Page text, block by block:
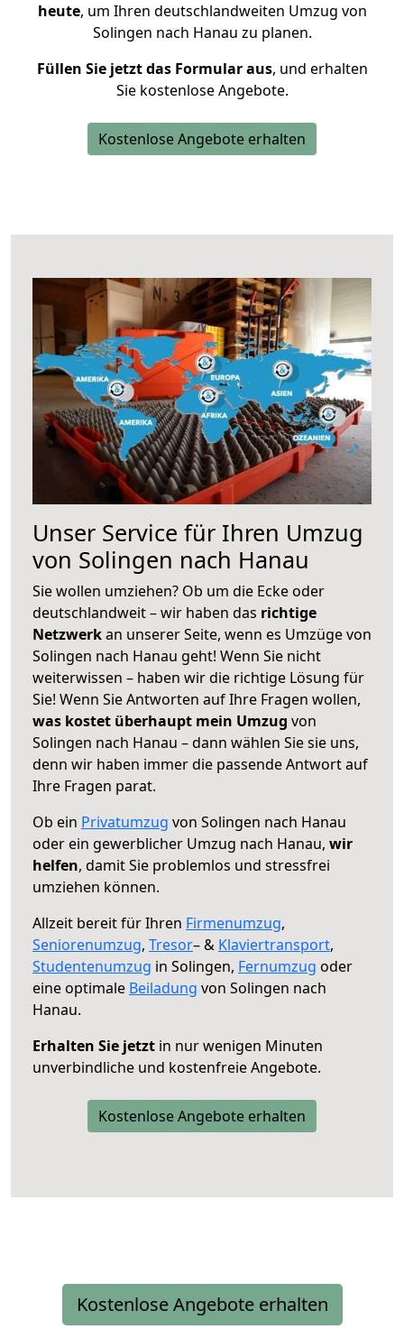
heute, um Ihren deutschlandweiten Umzug von
Solingen nach Hanau zu planen.
Füllen Sie jetzt das Formular aus, und erhalten
Sie kostenlose Angebote.
Kostenlose Angebote erhalten
Unser Service für Ihren Umzug
von Solingen nach Hanau
Sie wollen umziehen? Ob um die Ecke oder
deutschlandweit – wir haben das richtige
Netzwerkan unserer Seite, wenn es Umzüge von
Solingen nach Hanau geht! Wenn Sie nicht
weiterwissen – haben wir die richtige Lösung für
Sie! Wenn Sie Antworten auf Ihre Fragen wollen,
was kostet überhaupt mein Umzug von
Solingen nach Hanau – dann wählen Sie sie uns,
denn wir haben immer die passende Antwort auf
Ihre Fragen parat.
Ob ein Privatumzug von Solingen nach Hanau
oder ein gewerblicher Umzug nach Hanau, wir
helfen, damit Sie problemlos und stressfrei
umziehen können.
Allzeit bereit für Ihren Firmenumzug,
Seniorenumzug, Tresor– & Klaviertransport,
Studentenumzug in Solingen, Fernumzug oder
eine optimale Beiladung von Solingen nach
Hanau.
Erhalten Sie jetzt in nur wenigen Minuten
unverbindliche und kostenfreie Angebote.
Kostenlose Angebote erhalten
Kostenlose Angebote erhalten